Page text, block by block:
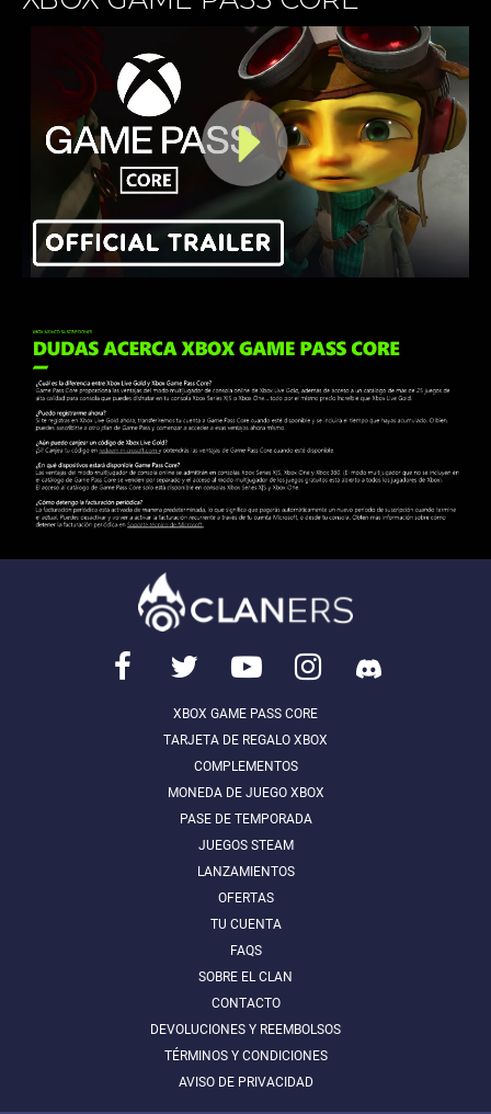
XBOX GAME PASS CORE
TARJETA DE REGALO XBOX
COMPLEMENTOS
MONEDA DE JUEGO XBOX
PASE DE TEMPORADA
JUEGOS STEAM
LANZAMIENTOS
OFERTAS
TU CUENTA
FAQS
SOBRE EL CLAN
CONTACTO
DEVOLUCIONES Y REEMBOLSOS
TÉRMINOS Y CONDICIONES
AVISO DE PRIVACIDAD